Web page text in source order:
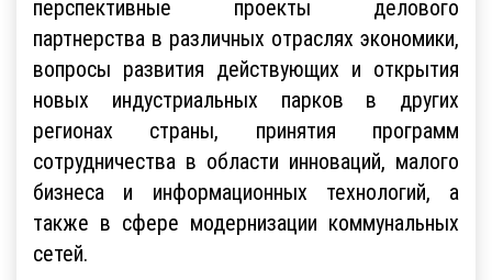
перспективные проекты делового
партнерства в различных отраслях экономики,
вопросы развития действующих и открытия
новых индустриальных парков в других
регионах страны, принятия программ
сотрудничества в области инноваций, малого
бизнеса и информационных технологий, а
также в сфере модернизации коммунальных
сетей.